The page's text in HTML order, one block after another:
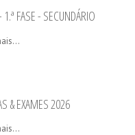
FASE - SECUNDÁRIO
& EXAMES 2026